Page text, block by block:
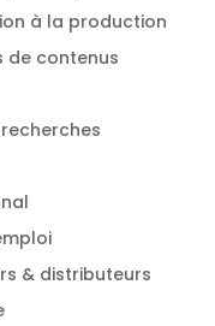
à la production
de contenus
& distributeurs